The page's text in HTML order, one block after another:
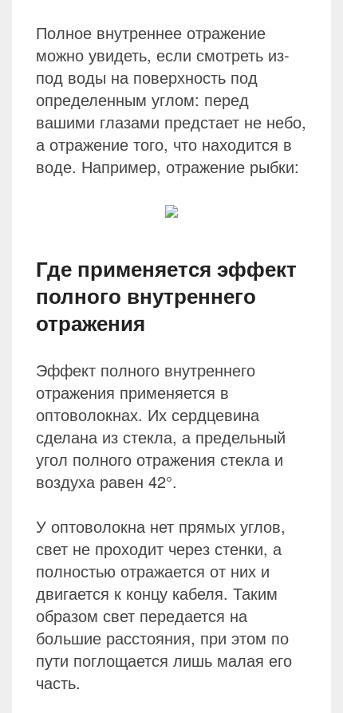
Полное внутреннее отражение
можно увидеть, если смотреть из-
под воды на поверхность под
определенным углом: перед
вашими глазами предстает не небо,
а отражение того, что находится в
воде. Например, отражение рыбки:
Где применяется эффект
полного внутреннего
отражения
Эффект полного внутреннего
отражения применяется в
оптоволокнах. Их сердцевина
сделана из стекла, а предельный
угол полного отражения стекла и
воздуха равен 42°.
У оптоволокна нет прямых углов,
свет не проходит через стенки, а
полностью отражается от них и
двигается к концу кабеля. Таким
образом свет передается на
большие расстояния, при этом по
пути поглощается лишь малая его
часть.